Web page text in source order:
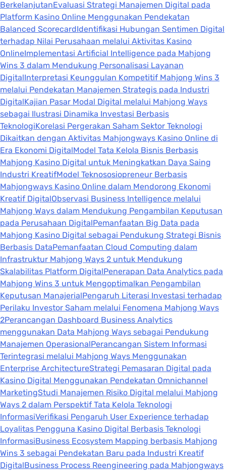
BerkelanjutanEvaluasi Strategi Manajemen Digital pada
Platform Kasino Online Menggunakan Pendekatan
Balanced ScorecardIdentifikasi Hubungan Sentimen Digital
terhadap Nilai Perusahaan melalui Aktivitas Kasino
OnlineImplementasi Artificial Intelligence pada Mahjong
Wins 3 dalam Mendukung Personalisasi Layanan
DigitalInterpretasi Keunggulan Kompetitif Mahjong Wins 3
melalui Pendekatan Manajemen Strategis pada Industri
DigitalKajian Pasar Modal Digital melalui Mahjong Ways
sebagai Ilustrasi Dinamika Investasi Berbasis
TeknologiKorelasi Pergerakan Saham Sektor Teknologi
Dikaitkan dengan Aktivitas Mahjongways Kasino Online di
Era Ekonomi DigitalModel Tata Kelola Bisnis Berbasis
Mahjong Kasino Digital untuk Meningkatkan Daya Saing
Industri KreatifModel Teknososiopreneur Berbasis
Mahjongways Kasino Online dalam Mendorong Ekonomi
Kreatif DigitalObservasi Business Intelligence melalui
Mahjong Ways dalam Mendukung Pengambilan Keputusan
pada Perusahaan DigitalPemanfaatan Big Data pada
Mahjong Kasino Digital sebagai Pendukung Strategi Bisnis
Berbasis DataPemanfaatan Cloud Computing dalam
Infrastruktur Mahjong Ways 2 untuk Mendukung
Skalabilitas Platform DigitalPenerapan Data Analytics pada
Mahjong Wins 3 untuk Mengoptimalkan Pengambilan
Keputusan ManajerialPengaruh Literasi Investasi terhadap
Perilaku Investor Saham melalui Fenomena Mahjong Ways
2Perancangan Dashboard Business Analytics
menggunakan Data Mahjong Ways sebagai Pendukung
Manajemen OperasionalPerancangan Sistem Informasi
Terintegrasi melalui Mahjong Ways Menggunakan
Enterprise ArchitectureStrategi Pemasaran Digital pada
Kasino Digital Menggunakan Pendekatan Omnichannel
MarketingStudi Manajemen Risiko Digital melalui Mahjong
Ways 2 dalam Perspektif Tata Kelola Teknologi
InformasiVerifikasi Pengaruh User Experience terhadap
Loyalitas Pengguna Kasino Digital Berbasis Teknologi
InformasiBusiness Ecosystem Mapping berbasis Mahjong
Wins 3 sebagai Pendekatan Baru pada Industri Kreatif
DigitalBusiness Process Reengineering pada Mahjongways